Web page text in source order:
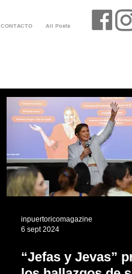
CONTACTO All Posts
inpuertoricomagazine
6 sept 2024
“Jefas y Jevas”